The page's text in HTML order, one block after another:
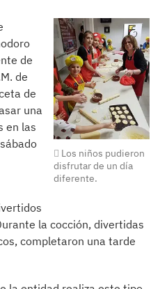
Los niños pudieron
disfrutar de un día
diferente.
de
de
de
una
en las
la cocción, divertidas
completaron una tarde